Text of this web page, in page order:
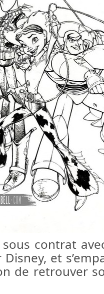
sous contrat
et
de retrouver